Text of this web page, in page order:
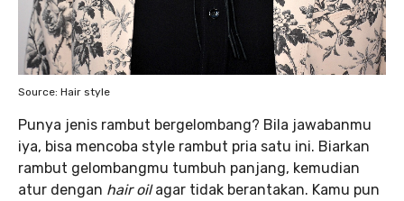
Source: Hair style
Punya jenis rambut bergelombang? Bila jawabanmu
iya, bisa mencoba style rambut pria satu ini. Biarkan
rambut gelombangmu tumbuh panjang, kemudian
atur dengan hair oilagar tidak berantakan. Kamu pun